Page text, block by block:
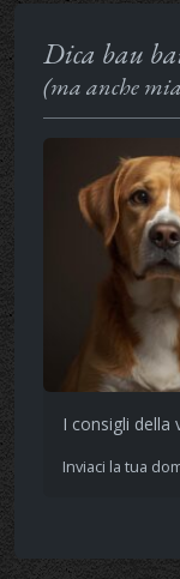
Dica bau
(ma anche
I consigli della
Inviaci la tua